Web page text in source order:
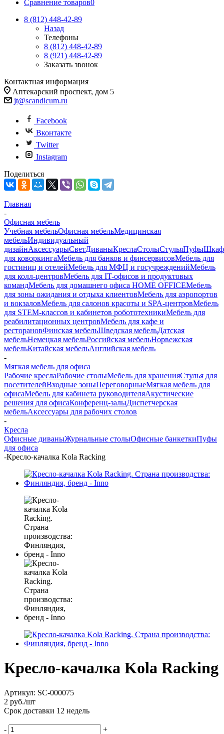
Сравнение товаров0
8 (812) 448-42-89
Назад
Телефоны
8 (812) 448-42-89
8 (921) 448-42-89
Заказать звонок
Контактная информация
Аптекарский проспект, дом 5
jt@scandicum.ru
Facebook
Вконтакте
Twitter
Instagram
Поделиться
Главная
-
Офисная мебель
Учебная мебельОфисная мебельМедицинская
мебельИндивидуальный
дизайнАксессуарыСветДиваныКреслаСтолыСтульяПуфы
для коворкингаМебель для банков и финсервисовМебель для
гостиниц и отелейМебель для МФЦ и госучрежденийМебель
для колл-центровМебель для IT-офисов и продуктовых
командМебель для домашнего офиса HOME OFFICEМебель
для зоны ожидания и отдыха клиентовМебель для аэропортов
и вокзаловМебель для салонов красоты и SPA-центровМебель
для STEM-классов и кабинетов робототехникиМебель для
реабилитационных центровМебель для кафе и
ресторановФинская мебельШведская мебельДатская
мебельНемецкая мебельРоссийская мебельНорвежская
мебельКитайская мебельАнглийская мебель
-
Мягкая мебель для офиса
Рабочие креслаРабочие столыМебель для храненияСтулья для
посетителейВходные зоныПереговорныеМягкая мебель для
офисаМебель для кабинета руководителяАкустические
решения для офисаКонференц-залыДиспетчерская
мебельАксессуары для рабочих столов
-
Кресла
Офисные диваныЖурнальные столыОфисные банкеткиПуфы
для офиса
-Кресло-качалка Kola Racking
Кресло-качалка Kola Racking
Артикул: SC-000075
2 руб./шт
Срок доставки 12 недель
-
+